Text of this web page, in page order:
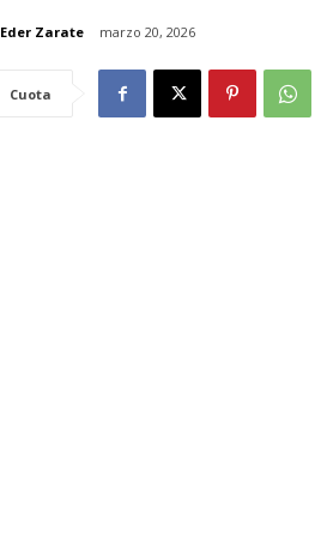
Eder Zarate marzo 20, 2026
Cuota